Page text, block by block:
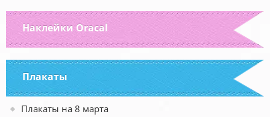
Наклейки Oracal
Плакаты
Плакаты на 8 марта